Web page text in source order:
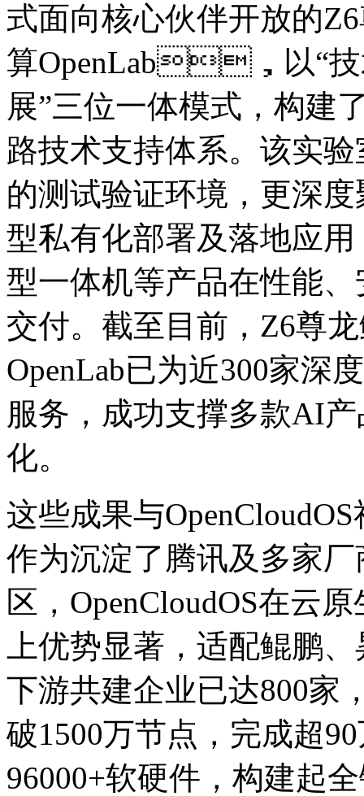
式面向核心伙伴开放的
算OpenLab，以“技
展”三位一体模式，构
路技术支持体系。该实
的测试验证环境，更深
型私有化部署及落地应用
型一体机等产品在性能
交付。截至目前，Z6
OpenLab已为近300家深
服务，成功支撑多款
化。
这些成果与
作为沉淀了腾讯及多家
区，OpenCloudOS在云
上优势显著，适配鲲鹏
下游共建企业已达800家
破1500万节点，完成超
96000+软硬件，构建